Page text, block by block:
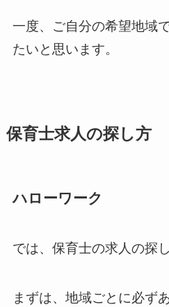
一度、ご自分の希望地域
たいと思います。
保育士求人の探し方
ハローワーク
では、保育士の求人の探
まずは、地域ごとに必ず